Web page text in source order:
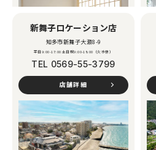
新舞子ロケーション店
知多市新舞子大瀬8-9
平日9:00-17:00 土日祝9:00-18:00（火水休）
TEL 0569-55-3799
店舗詳細